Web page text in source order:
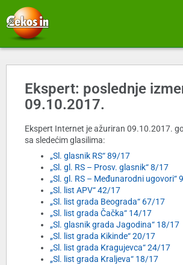
Ekspert: poslednje
09.10.2017.
Ekspert Internet je ažuriran 09.10.2017.
sa sledećim glasilima:
„Sl. glasnik RS“ 89/17
„Sl. gl. RS – Prosv. glasnik“ 8/17
„Sl. gl. RS – Međunarodni ugovori“
„Sl. list APV“ 42/17
„Sl. list grada Beograda“ 67/17
„Sl. list grada Čačka“ 14/17
„Sl. glasnik grada Jagodina“ 18/17
„Sl. list grada Kikinde“ 20/17
„Sl. list grada Kragujevca“ 24/17
„Sl. list grada Kraljeva“ 18/17